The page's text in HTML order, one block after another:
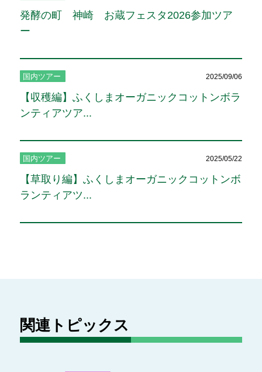
発酵の町 神崎 お蔵フェスタ2026参加ツア
ー
国内ツアー 2025/09/06
【収穫編】ふくしまオーガニックコットンボラ
ンティアツア...
国内ツアー 2025/05/22
【草取り編】ふくしまオーガニックコットンボ
ランティアツ...
関連トピックス